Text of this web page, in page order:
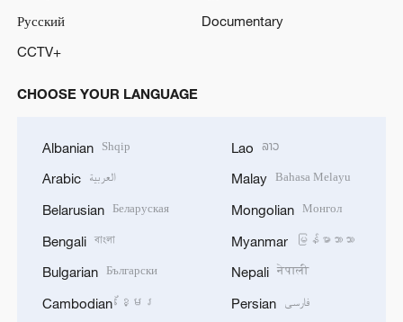
Русский
Documentary
CCTV+
CHOOSE YOUR LANGUAGE
Albanian Shqip
Arabic العربية
Belarusian Беларуская
Bengali বাংলা
Bulgarian Български
Cambodian ខ្មែរ
Lao ລາວ
Malay Bahasa Melayu
Mongolian Монгол
Myanmar မြန်မာဘာသာ
Nepali नेपाली
Persian فارسی